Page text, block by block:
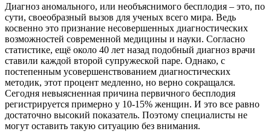
Диагноз аномального, или необъяснимого бесплодия – это, по
сути, своеобразный вызов для ученых всего мира. Ведь
косвенно это признание несовершенных диагностических
возможностей современной медицины и науки. Согласно
статистике, ещё около 40 лет назад подобный диагноз врачи
ставили каждой второй супружеской паре. Однако, с
постепенным усовершенствованием диагностических
методик, этот процент медленно, но верно сокращался.
Сегодня невыясненная причина первичного бесплодия
регистрируется примерно у 10-15% женщин. И это все равно
достаточно высокий показатель. Поэтому специалисты не
могут оставить такую ситуацию без внимания.